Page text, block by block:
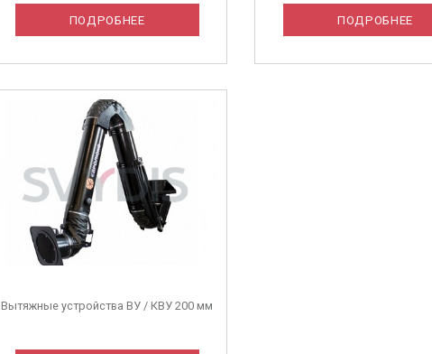
ПОДРОБНЕЕ ПОДРОБНЕЕ
Вытяжные устройства ВУ / КВУ 200 мм